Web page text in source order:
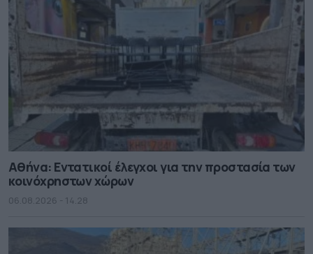
Αθήνα: Εντατικοί έλεγχοι για την προστασία των
κοινόχρηστων χώρων
06.08.2026 - 14.28